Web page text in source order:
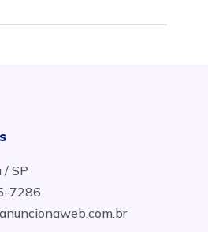
Paulista em Piracicaba, SP
/ SP
7286